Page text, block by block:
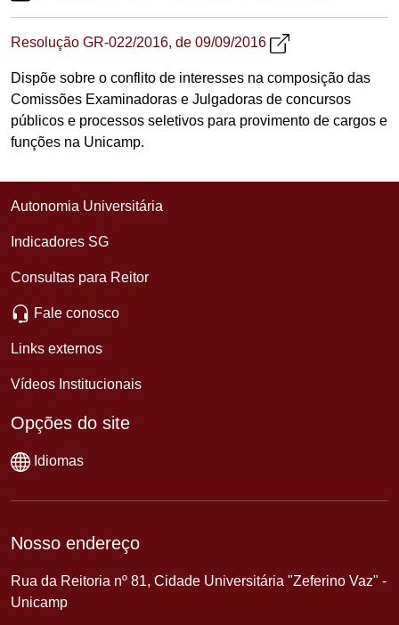
Resolução GR-022/2016, de 09/09/2016
Dispõe sobre o conflito de interesses na composição das
Comissões Examinadoras e Julgadoras de concursos
públicos e processos seletivos para provimento de cargos e
funções na Unicamp.
Autonomia Universitária
Indicadores SG
Consultas para Reitor
Fale conosco
Links externos
Vídeos Institucionais
Opções do site
Idiomas
Nosso endereço
Rua da Reitoria nº 81, Cidade Universitária "Zeferino Vaz" -
Unicamp